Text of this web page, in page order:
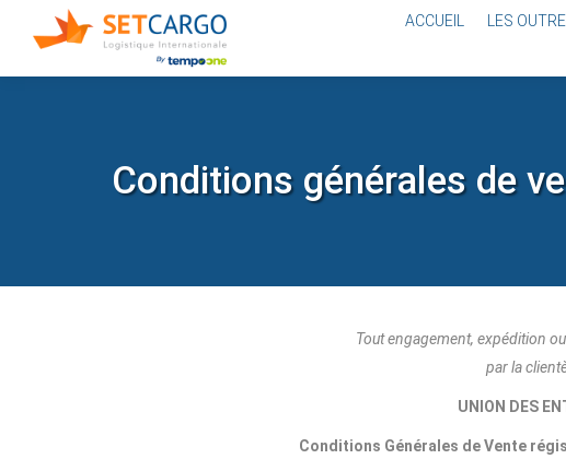
ACCUEIL LES
Conditions générales de
Tout engagement, expédition
par la
UNION DES
Conditions Générales de Vente